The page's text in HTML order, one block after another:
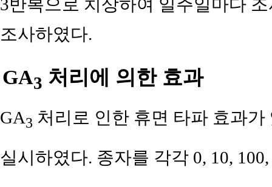
3반복으로 치상하여 일주일마다
조사하였다.
GA3 처리에 의한 효과
GA3 처리로 인한 휴면 타파 효과
실시하였다. 종자를 각각 0, 10, 100,